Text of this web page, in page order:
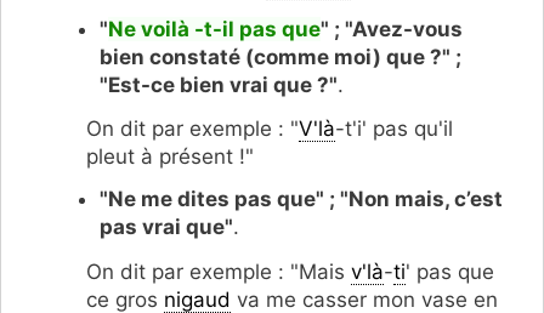
"Ne voilà -t-il pas que" ; "Avez-vous
bien constaté (comme moi) que ?" ;
"Est-ce bien vrai que ?".
On dit par exemple : "V'là-t'i' pas qu'il
pleut à présent !"
"Ne me dites pas que" ; "Non mais, c’est
pas vrai que".
On dit par exemple : "Mais v'là-ti' pas que
ce gros nigaud va me casser mon vase en